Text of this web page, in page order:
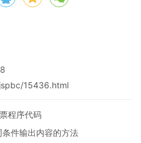
15436.html
程序代码
件输出内容的方法